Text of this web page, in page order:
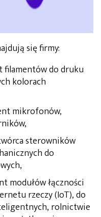
się firmy:
filamentów do druku
kolorach
mikrofonów,
sterowników
do
modułów łączności
rzeczy (IoT), do
rolnictwie